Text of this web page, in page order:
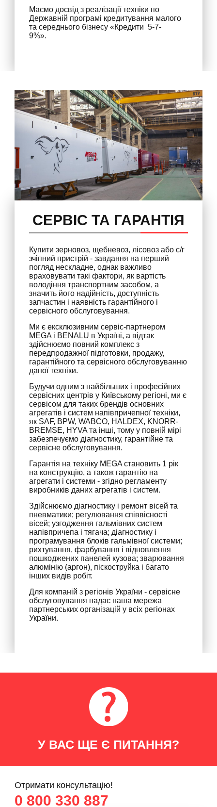
Маємо досвід з реалізації техніки по
Державній програмі кредитування малого
та середнього бізнесу «Кредити 5-7-
9%».
СЕРВІС ТА ГАРАНТІЯ
Купити зерновоз, щебневоз, лісовоз або с/г
зчіпний пристрій - завдання на перший
погляд нескладне, однак важливо
враховувати такі фактори, як вартість
володіння транспортним засобом, а
значить його надійність, доступність
запчастин і наявність гарантійного і
сервісного обслуговування.
Ми є ексклюзивним сервіс-партнером
MEGA і BENALU в Україні, а відтак
здійснюємо повний комплекс з
передпродажної підготовки, продажу,
гарантійного та сервісного обслуговуванню
даної техніки.
Будучи одним з найбільших і професійних
сервісних центрів у Київському регіоні, ми є
сервісом для таких брендів основних
агрегатів і систем напівпричепної техніки,
як SAF, BPW, WABCO, HALDEX, KNORR-
BREMSE, HYVA та інші, тому у повній мірі
забезпечуємо діагностику, гарантійне та
сервісне обслуговування.
Гарантія на техніку MEGA становить 1 рік
на конструкцію, а також гарантію на
агрегати і системи - згідно регламенту
виробників даних агрегатів і систем.
Здійснюємо діагностику і ремонт вісей та
пневматики; регулювання співвісності
вісей; узгодження гальмівних систем
напівпричепа і тягача; діагностику і
програмування блоків гальмівної системи;
рихтування, фарбування і відновлення
пошкоджених панелей кузова; зварювання
алюмінію (аргон), піскоструйка і багато
інших видів робіт.
Для компаній з регіонів України - сервісне
обслуговування надає наша мережа
партнерських організацій у всіх регіонах
України.
У ВАС ЩЕ Є ПИТАННЯ?
Отримати консультацію!
0 800 330 887